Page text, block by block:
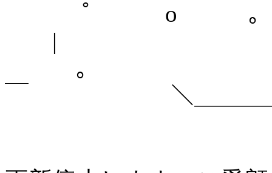
ﾟ o ｡ .
|
｡
￣ ＼＿＿＿＿＿